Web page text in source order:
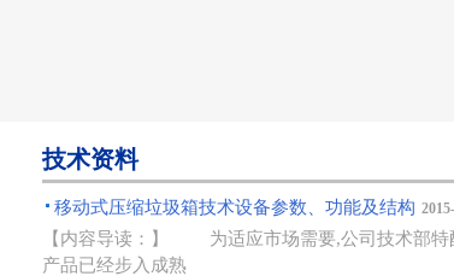
技术资料
移动式压缩垃圾箱技术设备参数、功能及结构
【内容导读：】
为适应市场需要,公司技术部特
产品已经步入成熟